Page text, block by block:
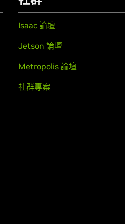
Isaac 論壇
Jetson 論壇
Metropolis 論壇
社群專案